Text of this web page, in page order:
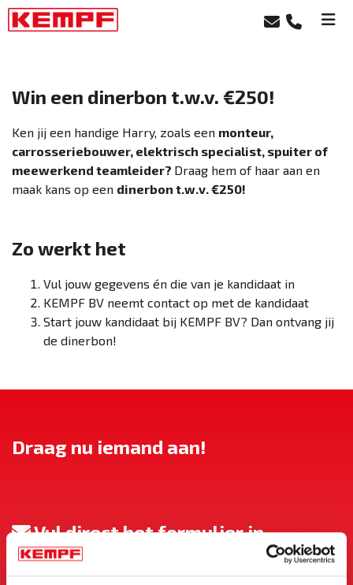
Win een dinerbon t.w.v. €250!
Ken jij een handige Harry, zoals een monteur,
carrosseriebouwer, elektrisch specialist, spuiter of
meewerkend teamleider? Draag hem of haar aan en
maak kans op een dinerbon t.w.v. €250!
Zo werkt het
Vul jouw gegevens én die van je kandidaat in
KEMPF BV neemt contact op met de kandidaat
Start jouw kandidaat bij KEMPF BV? Dan ontvang jij
de dinerbon!
Draag nu iemand aan!
Vul direct het formulier in